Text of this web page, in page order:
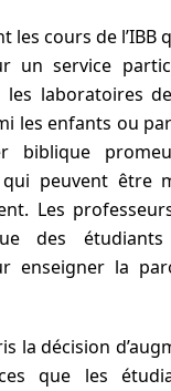
les cours de l’IBB
un service
les laboratoires
les enfants ou
biblique
qui peuvent être
Les
des
enseigner la
la décision
que les